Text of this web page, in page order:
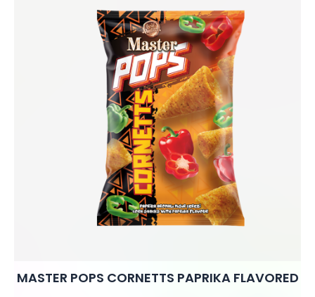
MASTER POPS CORNETTS PAPRIKA FLAVORED